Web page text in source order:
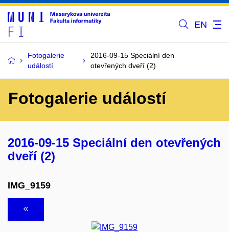
EN
Fotogalerie
událostí
2016-09-15 Speciální den
otevřených dveří (2)
Fotogalerie událostí
2016-09-15 Speciální den otevřených
dveří (2)
IMG_9159